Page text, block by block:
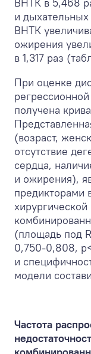
и
ВНТК
ожирения
в 1,317 раз
При оценке
получена
(возраст,
отсутствие
сердца,
и ожирения),
предикторами
(площадь под
0,750-0,808,
и
модели
Частота